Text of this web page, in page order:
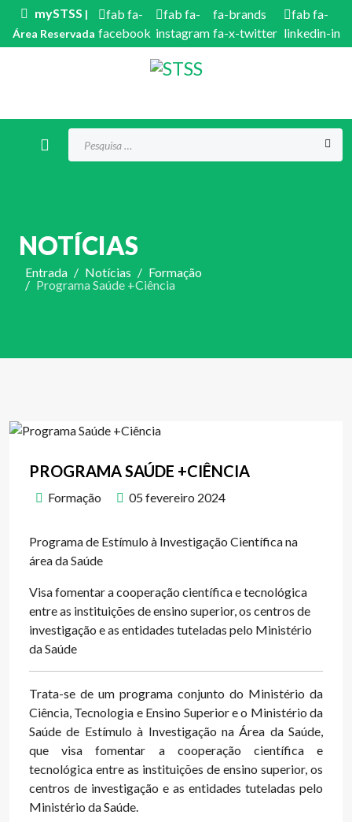
mySTSS |
Área Reservada
fab fa-
facebook
fab fa-
instagram
fa-brands
fa-x-twitter
fab fa-
linkedin-in
NOTÍCIAS
Entrada Notícias
Formação
Programa Saúde +Ciência
PROGRAMA SAÚDE +CIÊNCIA
Formação 05 fevereiro 2024
Programa de Estímulo à Investigação Científica na
área da Saúde
Visa fomentar a cooperação científica e tecnológica
entre as instituições de ensino superior, os centros de
investigação e as entidades tuteladas pelo Ministério
da Saúde
Trata-se de um programa conjunto do Ministério da
Ciência, Tecnologia e Ensino Superior e o Ministério da
Saúde de Estímulo à Investigação na Área da Saúde,
que visa fomentar a cooperação científica e
tecnológica entre as instituições de ensino superior, os
centros de investigação e as entidades tuteladas pelo
Ministério da Saúde.